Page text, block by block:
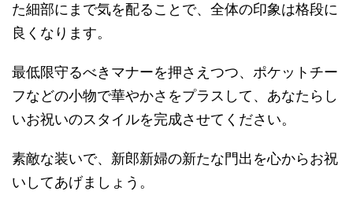
た細部にまで気を配ることで、全体の印象は格段に
良くなります。
最低限守るべきマナーを押さえつつ、ポケットチー
フなどの小物で華やかさをプラスして、あなたらし
いお祝いのスタイルを完成させてください。
素敵な装いで、新郎新婦の新たな門出を心からお祝
いしてあげましょう。